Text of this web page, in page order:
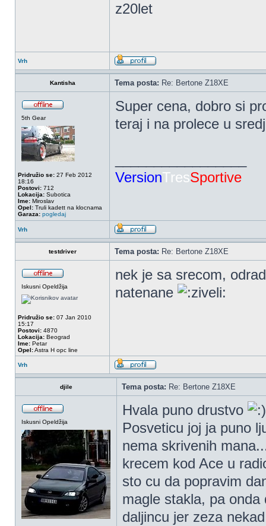
z20let
Vrh
Kantisha Tema posta: Re: Bertone Z18XE
5th Gear
Pridružio se: 27 Feb 2012
18:16
Postovi: 712
Lokacija: Subotica
Ime: Miroslav
Opel: Truli kadett na klocnama
Garaza: pogledaj
Super cena, dobro si
teraj i na prolece u
VersionTresSportive
Vrh
testdriver Tema posta: Re: Bertone Z18XE
Iskusni Opeldžija
Pridružio se: 07 Jan 2010
15:17
Postovi: 4870
Lokacija: Beograd
Ime: Petar
Opel:Astra H opc line
nek je sa srecom,
natenane
Vrh
djile Tema posta: Re: Bertone Z18XE
Iskusni Opeldžija
Hvala puno drustvo
Posveticu joj ja puno
nema skrivenih
krecem kod Ace u
sto cu da popravim
magle stakla, pa
daljincu jer zeza